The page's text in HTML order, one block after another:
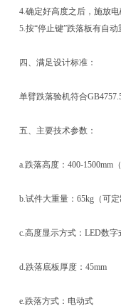
4.确定好高度之后，施放
5.按“停止键”跌落板有自
四、满足设计标准：
单臂跌落验机符合
五、主要技术参数：
a.跌落高度：400-1500mm
b.试件大重量：65kg（可
c.高度显示方式：LED数字
d.跌落底板厚度：45mm
e.跌落方式：电动式